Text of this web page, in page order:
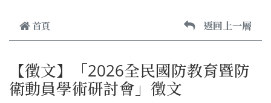
首頁 返回上一層
【徵文】「2026全民國防教育暨防
衛動員學術研討會」徵文